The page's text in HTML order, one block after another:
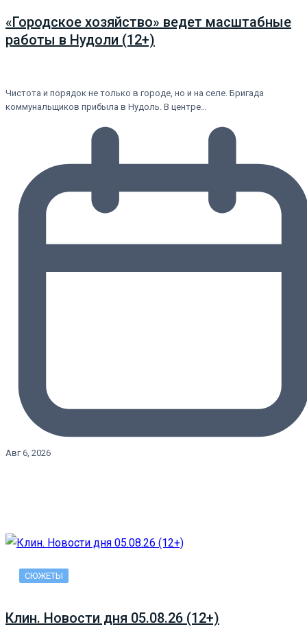
«Городское хозяйство» ведет масштабные
работы в Нудоли (12+)
Чистота и порядок не только в городе, но и на селе. Бригада
коммунальщиков прибыла в Нудоль. В центре…
Авг 6, 2026
СЮЖЕТЫ
Клин. Новости дня 05.08.26 (12+)